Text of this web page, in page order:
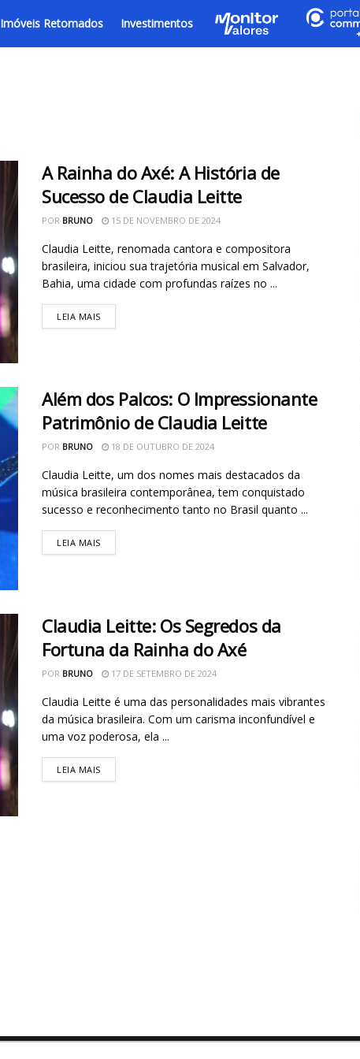
Imóveis Retomados Investimentos
A Rainha do Axé: A História de
Sucesso de Claudia Leitte
POR BRUNO 15 DE NOVEMBRO DE 2024
Claudia Leitte, renomada cantora e compositora
brasileira, iniciou sua trajetória musical em Salvador,
Bahia, uma cidade com profundas raízes no ...
LEIA MAIS
Além dos Palcos: O Impressionante
Patrimônio de Claudia Leitte
POR BRUNO 18 DE OUTUBRO DE 2024
Claudia Leitte, um dos nomes mais destacados da
música brasileira contemporânea, tem conquistado
sucesso e reconhecimento tanto no Brasil quanto ...
LEIA MAIS
Claudia Leitte: Os Segredos da
Fortuna da Rainha do Axé
POR BRUNO 17 DE SETEMBRO DE 2024
Claudia Leitte é uma das personalidades mais vibrantes
da música brasileira. Com um carisma inconfundível e
uma voz poderosa, ela ...
LEIA MAIS